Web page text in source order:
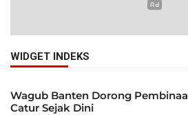
WIDGET INDEKS
Wagub Banten Dorong
Catur Sejak Dini